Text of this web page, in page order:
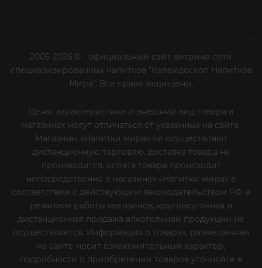
2005-2026 © - официальный сайт-витрина сети
специализированных напитков "Калейдоскоп Напитков
Мира". Все права защищены.
Цены, характеристики и внешний вид товара в
магазинах могут отличаться от указанных на сайте.
Магазины «Напитки мира» не осуществляют
дистанционную торговлю, доставка товара не
производится, оплата товара происходит
непосредственно в магазинах «Напитки мира» в
соответствии с действующим законодательством РФ и
режимом работы магазинов, круглосуточная и
дистанционная продажа алкогольной продукции не
осуществляется. Информация о товарах, размещенная
на сайте носит ознакомительный характер,
подробности о приобретении товаров уточняйте в